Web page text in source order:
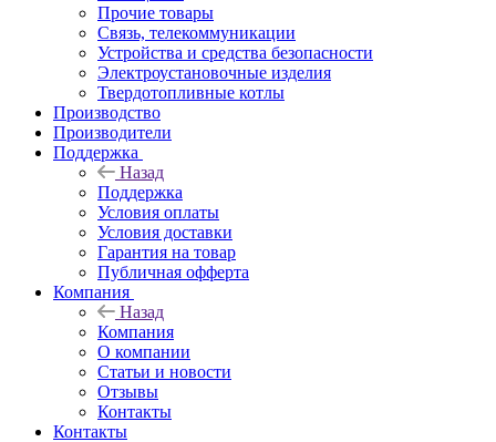
Прочие товары
Связь, телекоммуникации
Устройства и средства безопасности
Электроустановочные изделия
Твердотопливные котлы
Производство
Производители
Поддержка
Назад
Поддержка
Условия оплаты
Условия доставки
Гарантия на товар
Публичная офферта
Компания
Назад
Компания
О компании
Статьи и новости
Отзывы
Контакты
Контакты